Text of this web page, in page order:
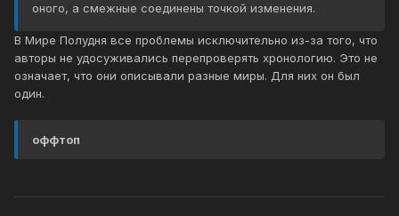
оного, а смежные соединены точкой изменения.
В Мире Полудня все проблемы исключительно из-за того, что
авторы не удосуживались перепроверять хронологию. Это не
означает, что они описывали разные миры. Для них он был
один.
оффтоп